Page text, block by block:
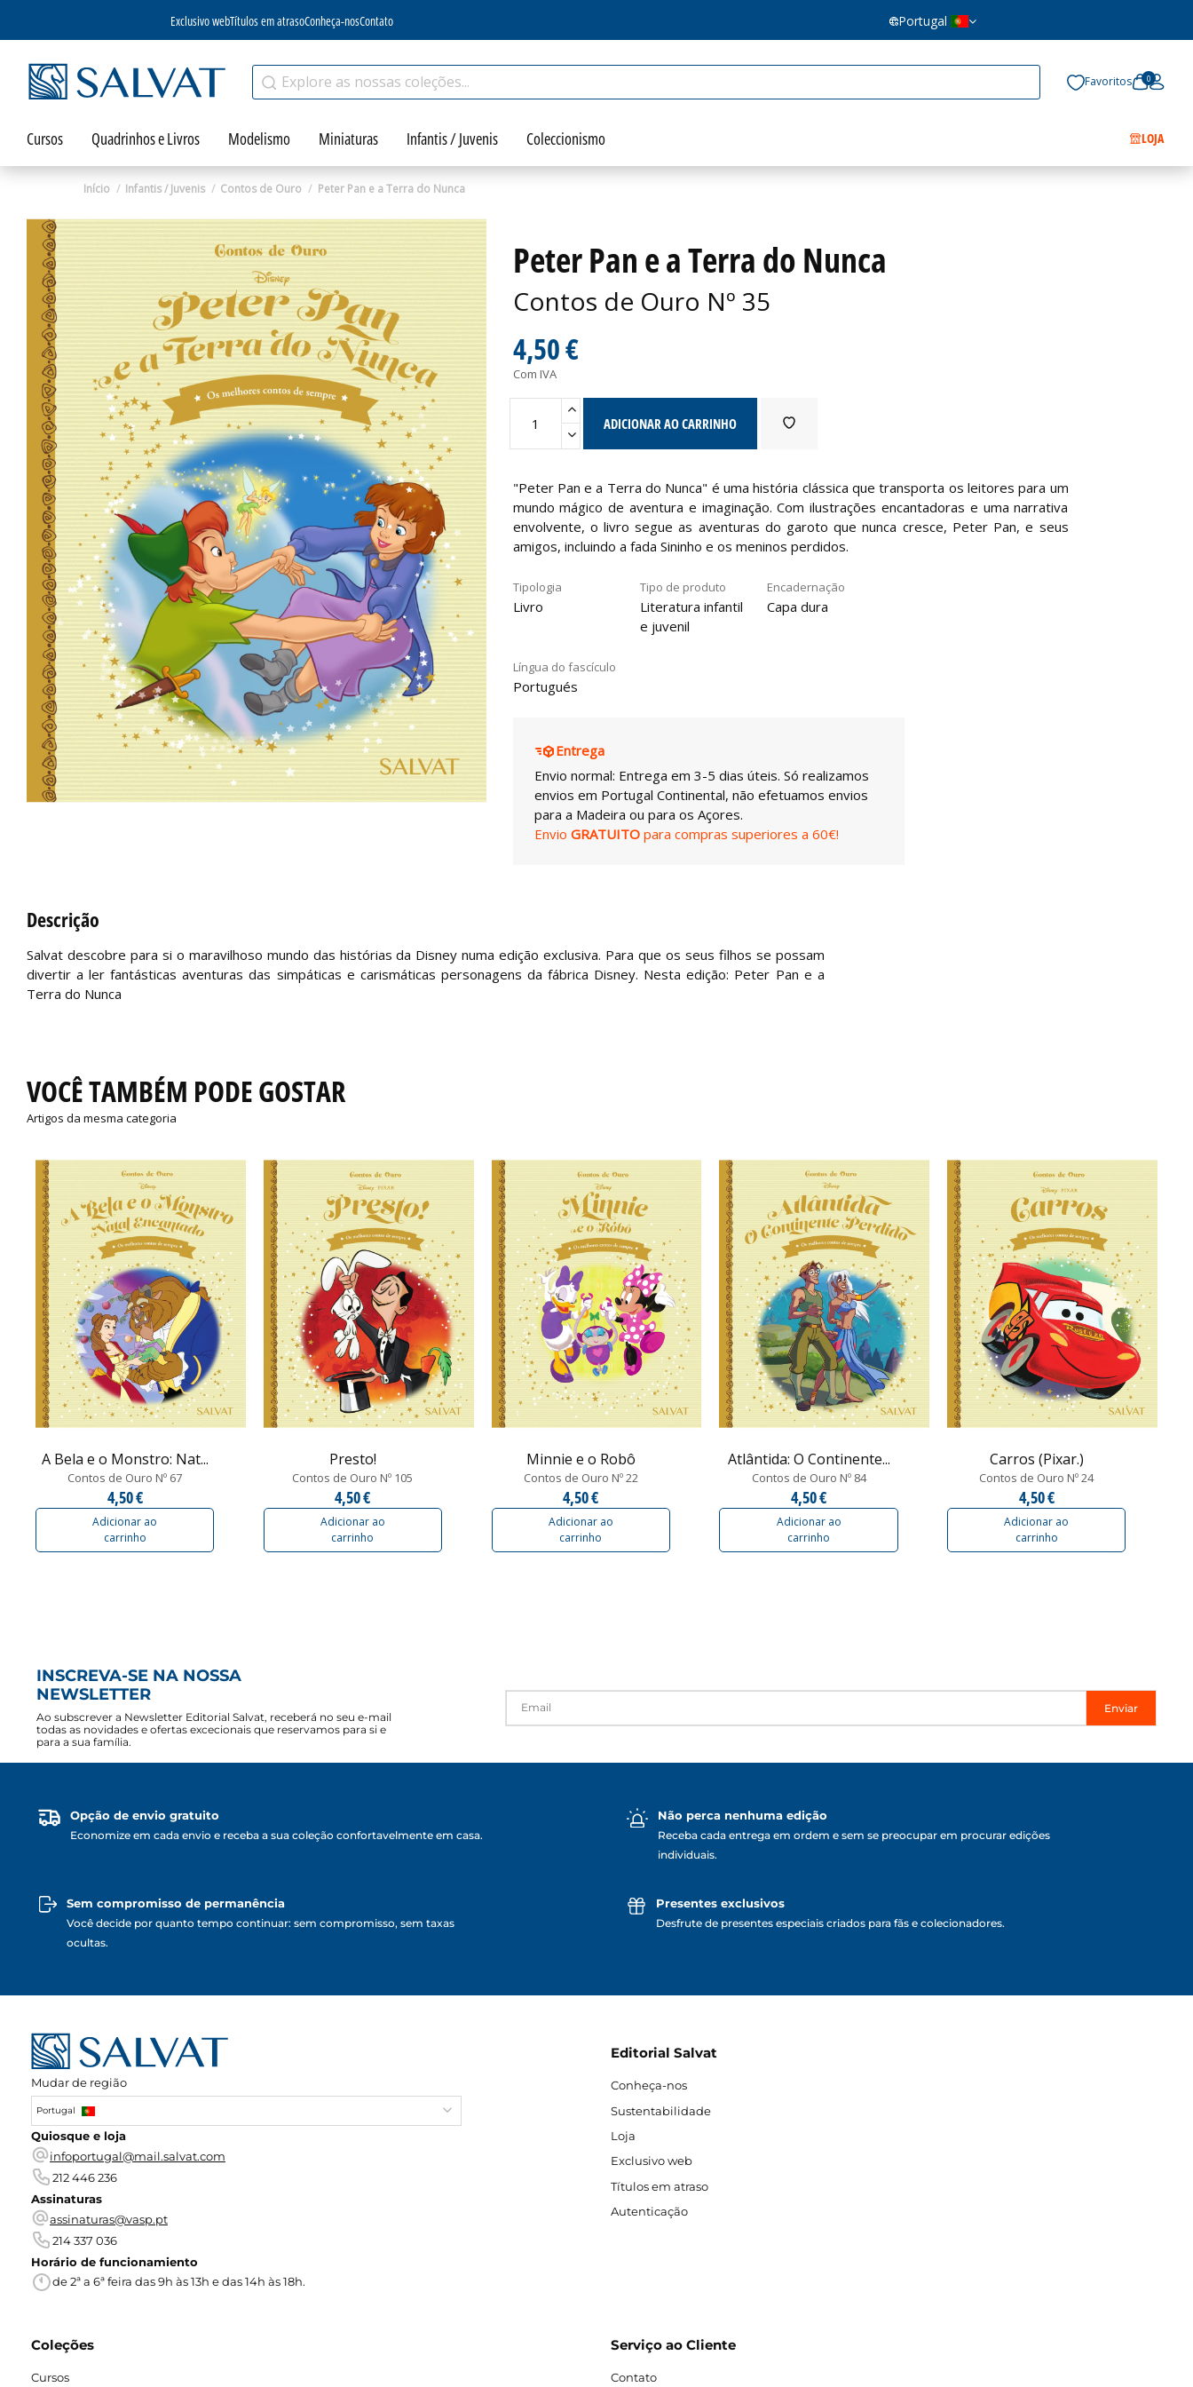
Exclusivo webTítulos em atrasoConheça-nosContato Portugal
Favoritos 0
Cursos Quadrinhos e Livros Modelismo Miniaturas Infantis / Juvenis Coleccionismo LOJA
Início Infantis / Juvenis Contos de Ouro Peter Pan e a Terra do Nunca
Zoom
Peter Pan e a Terra do Nunca
Contos de Ouro Nº 35
4,50 €
Com IVA
ADICIONAR AO CARRINHO
"Peter Pan e a Terra do Nunca" é uma história clássica que transporta os leitores para um
mundo mágico de aventura e imaginação. Com ilustrações encantadoras e uma narrativa
envolvente, o livro segue as aventuras do garoto que nunca cresce, Peter Pan, e seus
amigos, incluindo a fada Sininho e os meninos perdidos.
Tipologia
Livro
Tipo de produto
Literatura infantil
e juvenil
Encadernação
Capa dura
Língua do fascículo
Portugués
Entrega
Envio normal: Entrega em 3-5 dias úteis. Só realizamos
envios em Portugal Continental, não efetuamos envios
para a Madeira ou para os Açores.
Envio GRATUITOpara compras superiores a 60€!
Descrição
Salvat descobre para si o maravilhoso mundo das histórias da Disney numa edição exclusiva. Para que os seus filhos se possam
divertir a ler fantásticas aventuras das simpáticas e carismáticas personagens da fábrica Disney. Nesta edição: Peter Pan e a
Terra do Nunca
VOCÊ TAMBÉM PODE GOSTAR
Artigos da mesma categoria
A Bela e o Monstro: Nat...
Contos de Ouro Nº 67
4,50 €
Adicionar ao
carrinho
Presto!
Contos de Ouro Nº 105
4,50 €
Adicionar ao
carrinho
Minnie e o Robô
Contos de Ouro Nº 22
4,50 €
Adicionar ao
carrinho
Atlântida: O Continente...
Contos de Ouro Nº 84
4,50 €
Adicionar ao
carrinho
Carros (Pixar.)
Contos de Ouro Nº 24
4,50 €
Adicionar ao
carrinho
INSCREVA-SE NA NOSSA
NEWSLETTER
Ao subscrever a Newsletter Editorial Salvat, receberá no seu e-mail
todas as novidades e ofertas excecionais que reservamos para si e
para a sua família.
Enviar
Opção de envio gratuito
Economize em cada envio e receba a sua coleção confortavelmente em casa.
Não perca nenhuma edição
Receba cada entrega em ordem e sem se preocupar em procurar edições
individuais.
Sem compromisso de permanência
Você decide por quanto tempo continuar: sem compromisso, sem taxas
ocultas.
Presentes exclusivos
Desfrute de presentes especiais criados para fãs e colecionadores.
Mudar de região
Portugal
Quiosque e loja
infoportugal@mail.salvat.com
212 446 236
Assinaturas
assinaturas@vasp.pt
214 337 036
Horário de funcionamiento
de 2ª a 6ª feira das 9h às 13h e das 14h às 18h.
Editorial Salvat
Conheça-nos
Sustentabilidade
Loja
Exclusivo web
Títulos em atraso
Autenticação
Coleções
Cursos
Serviço ao Cliente
Contato